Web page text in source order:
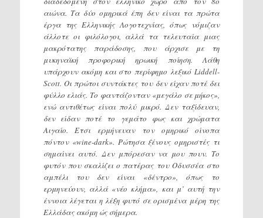
αιώνα. Τα δύο ομηρικά έπη δεν είναι τα πρώτα
έργα της Ελληνικής Λογοτεχνίας, όπως νόμιζαν
άλλοτε οι φιλόλογοι, αλλά τα τελευταία μιας
μακρότατης παράδοσης, που άρχισε με τη
μυκηναϊκή προφορική ηρωική ποίηση. Λάθη
υπάρχουν ακόμη και στο περίφημο λεξικό Liddell-
Scott. Οι πρώτοι συντάκτες του δεν είχαν ποτέ δει
φύλλο ελιάς. Το φαντάζονταν «μεγάλο σε μήκος»,
ενώ αντιθέτως είναι πολύ μικρό. Δεν ταξίδευαν,
δεν είδαν ποτέ το γεμάτο φως και χρώματα
Αιγαίο. Ετσι ερμήνευαν τον ομηρικό οίνοπα
πόντον «wine-dark». Ρώτησα ξένους ομηριστές τι
σημαίνει αυτό. Δεν μπόρεσαν να μου πουν. Το
φυτόν που σκαλίζει ο πατέρας του Οδυσσέα στο
αμπέλι του δεν είναι «δέντρο», όπως το
ερμηνεύουν, αλλά «νέο κλήμα», και μ’ αυτή την
έννοια λέγεται η λέξη φυτό σε ορισμένα μέρη της
Ελλάδας ακόμη ώς σήμερα.